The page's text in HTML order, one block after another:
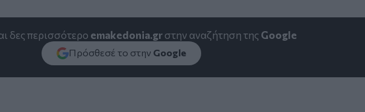
δες περισσότερο emakedonia.grστην αναζήτηση της Google
Πρόσθεσέ το στην Google